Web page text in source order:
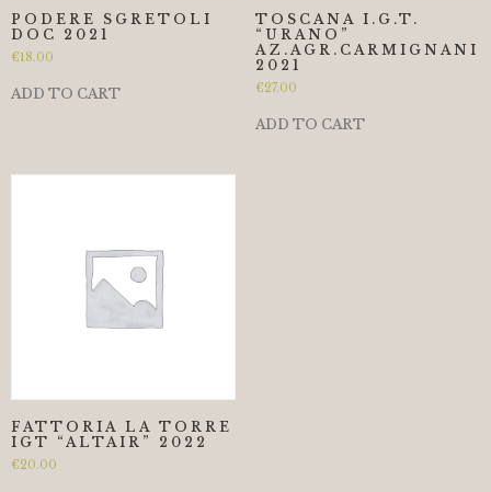
PODERE SGRETOLI
DOC 2021
€18.00
ADD TO CART
TOSCANA I.G.T.
“URANO”
AZ.AGR.CARMIGNANI
2021
€27.00
ADD TO CART
FATTORIA LA TORRE
IGT “ALTAIR” 2022
€20.00